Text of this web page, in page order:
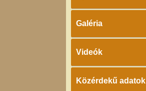
Galéria
Videók
Közérdekű adatok